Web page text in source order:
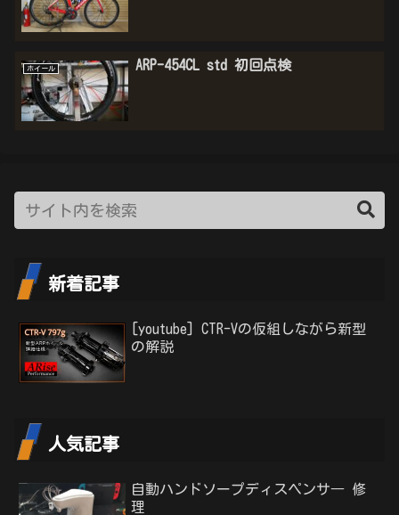
ホイール ARP-454CL std 初回点検
新着記事
[youtube] CTR-Vの仮組しながら新型
の解説
人気記事
自動ハンドソープディスペンサ― 修
理